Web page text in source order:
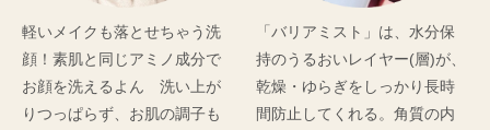
薄くなっている
厚みのある肌
軽いメイクも落とせちゃう洗
顔！素肌と同じアミノ成分で
お顔を洗えるよん 洗い上が
りつっぱらず、お肌の調子も
「バリアミスト」は、水分保
持のうるおいレイヤー(層)が、
乾燥・ゆらぎをしっかり長時
間防止してくれる。角質の内